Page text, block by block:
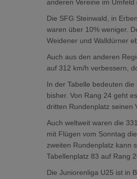
anderen Vereine im
Die SFG Steinwald, in
waren über 10% weniger.
Weidener und Walldürner
Auch aus den anderen
auf 312 km/h verbessern,
In der Tabelle bedeuten
bisher. Von Rang 24 geht
dritten Rundenplatz seinen
Auch weltweit waren die
mit Flügen vom Sonntag
zweiten Rundenplatz kann
Tabellenplatz 83 auf Rang
Die Juniorenliga U25 ist in